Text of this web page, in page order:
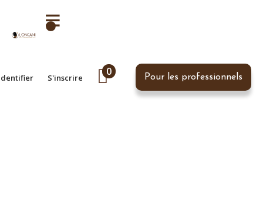
S'inscrire
0 Pour les professionnels